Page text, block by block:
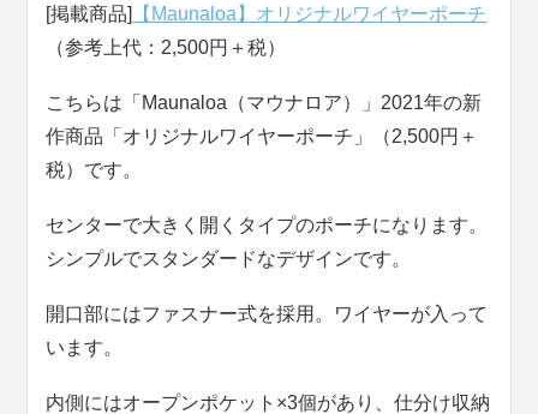
[掲載商品]
【Maunaloa】オリジナルワイヤーポーチ
（参考上代：2,500円＋税）
こちらは「Maunaloa（マウナロア）」2021年の新
作商品「オリジナルワイヤーポーチ」（2,500円＋
税）です。
センターで大きく開くタイプのポーチになります。
シンプルでスタンダードなデザインです。
開口部にはファスナー式を採用。ワイヤーが入って
います。
内側にはオープンポケット×3個があり、仕分け収納